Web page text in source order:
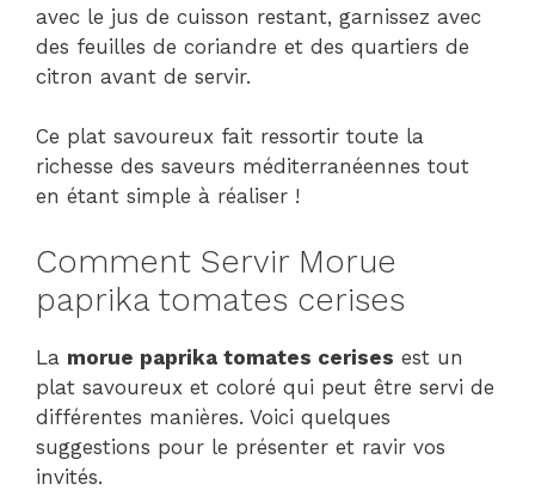
avec le jus de cuisson restant, garnissez avec
des feuilles de coriandre et des quartiers de
citron avant de servir.
Ce plat savoureux fait ressortir toute la
richesse des saveurs méditerranéennes tout
en étant simple à réaliser !
Comment Servir Morue
paprika tomates cerises
La morue paprika tomates cerises est un
plat savoureux et coloré qui peut être servi de
différentes manières. Voici quelques
suggestions pour le présenter et ravir vos
invités.